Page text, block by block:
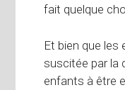
fait quelque
Et bien que les
suscitée par la
enfants à être